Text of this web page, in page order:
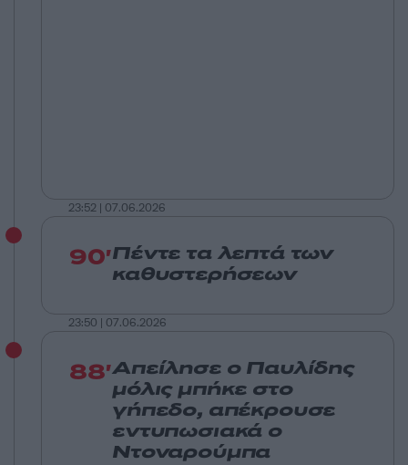
23:52 | 07.06.2026
90'Πέντε τα λεπτά των
καθυστερήσεων
23:50 | 07.06.2026
88'Απείλησε ο Παυλίδης
μόλις μπήκε στο
γήπεδο, απέκρουσε
εντυπωσιακά ο
Ντοναρούμπα